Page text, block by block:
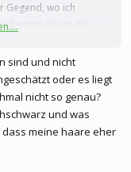
Gegend, wo ich
Haare als
als heute.
sind und nicht
oder es liegt
nicht so genau?
und was
meine haare eher